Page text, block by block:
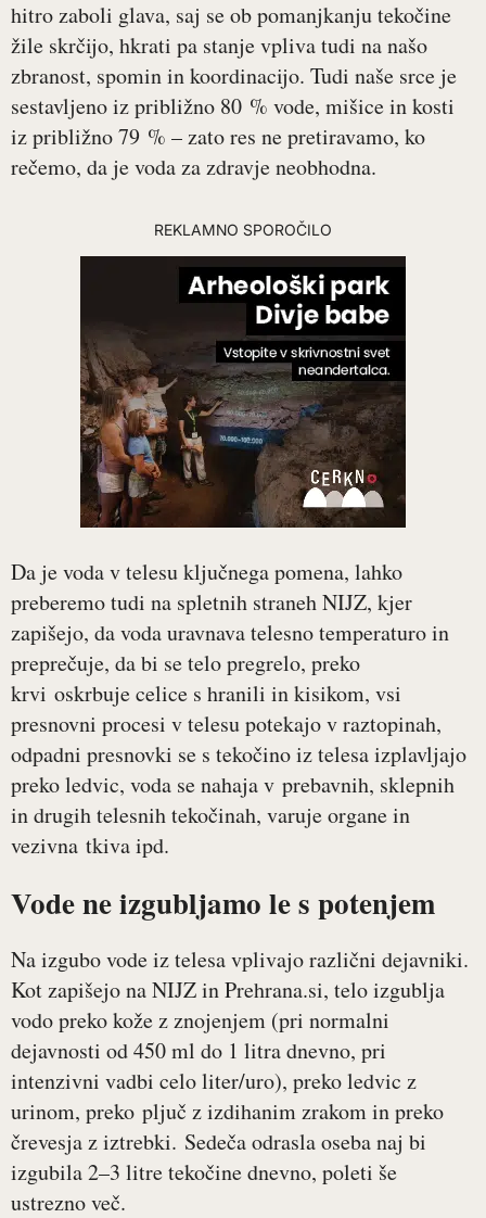
hitro zaboli glava, saj se ob pomanjkanju tekočine
žile skrčijo, hkrati pa stanje vpliva tudi na našo
zbranost, spomin in koordinacijo. Tudi naše srce je
sestavljeno iz približno 80 % vode, mišice in kosti
iz približno 79 % – zato res ne pretiravamo, ko
rečemo, da je voda za zdravje neobhodna.
REKLAMNO SPOROČILO
Da je voda v telesu ključnega pomena, lahko
preberemo tudi na spletnih straneh NIJZ, kjer
zapišejo, da voda uravnava telesno temperaturo in
preprečuje, da bi se telo pregrelo, preko
krvi oskrbuje celice s hranili in kisikom, vsi
presnovni procesi v telesu potekajo v raztopinah,
odpadni presnovki se s tekočino iz telesa izplavljajo
preko ledvic, voda se nahaja v prebavnih, sklepnih
in drugih telesnih tekočinah, varuje organe in
vezivna tkiva ipd.
Vode ne izgubljamo le s potenjem
Na izgubo vode iz telesa vplivajo različni dejavniki.
Kot zapišejo na NIJZ in Prehrana.si, telo izgublja
vodo preko kože z znojenjem (pri normalni
dejavnosti od 450 ml do 1 litra dnevno, pri
intenzivni vadbi celo liter/uro), preko ledvic z
urinom, preko pljuč z izdihanim zrakom in preko
črevesja z iztrebki. Sedeča odrasla oseba naj bi
izgubila 2–3 litre tekočine dnevno, poleti še
ustrezno več.